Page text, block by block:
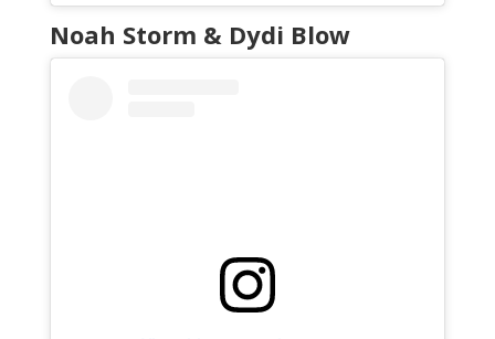
Noah Storm & Dydi Blow